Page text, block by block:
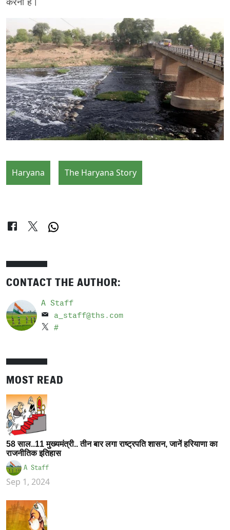
Haryana The Haryana Story
CONTACT THE AUTHOR:
A Staff
a_staff@ths.com
#
MOST READ
58 साल..11 मुख्यमंत्री.. तीन बार लगा राष्ट्रपति शासन, जानें हरियाणा का
राजनीतिक इतिहास
A Staff
Sep 1, 2024